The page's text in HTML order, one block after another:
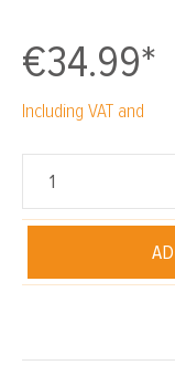
€34.99*
Including VAT and